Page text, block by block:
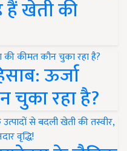
हैं खेती की
ऊर्जा
चुका रहा है?